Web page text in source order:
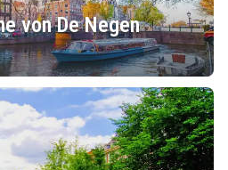
von De Negen